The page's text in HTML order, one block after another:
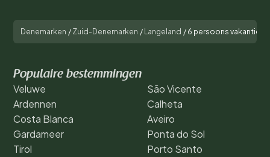
Denemarken / Zuid-Denemarken / Langeland / 6 persoons vakantie
Populaire bestemmingen
Veluwe
Ardennen
Costa Blanca
Gardameer
Tirol
São Vicente
Calheta
Aveiro
Ponta do Sol
Porto Santo